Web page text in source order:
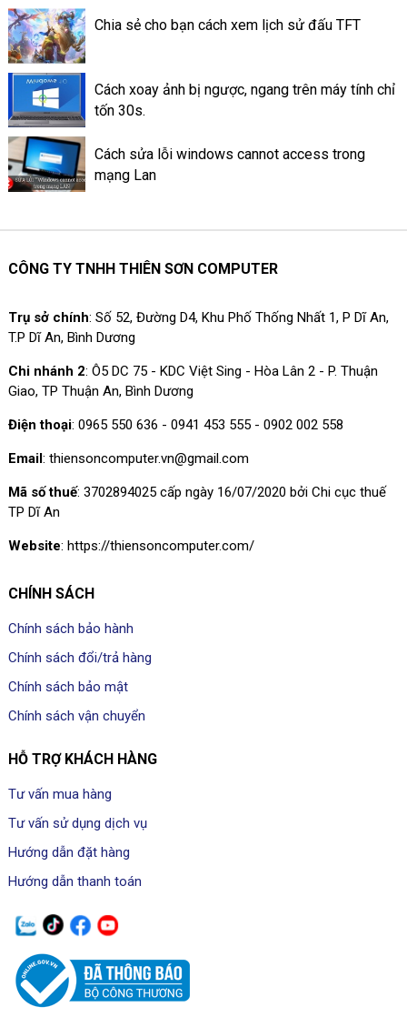
nhiệt ở trên máy tính.
Chia sẻ cho bạn cách xem lịch sử đấu TFT
Cách xoay ảnh bị ngược, ngang trên máy tính chỉ
tốn 30s.
Cách sửa lỗi windows cannot access trong
mạng Lan
CÔNG TY TNHH THIÊN SƠN COMPUTER
Trụ sở chính: Số 52, Đường D4, Khu Phố Thống Nhất 1, P Dĩ An,
T.P Dĩ An, Bình Dương
Chi nhánh 2: Ô5 DC 75 - KDC Việt Sing - Hòa Lân 2 - P. Thuận
Giao, TP Thuận An, Bình Dương
Điện thoại: 0965 550 636 - 0941 453 555 - 0902 002 558
Email: thiensoncomputer.vn@gmail.com
Mã số thuế: 3702894025 cấp ngày 16/07/2020 bởi Chi cục thuế
TP Dĩ An
Website: https://thiensoncomputer.com/
CHÍNH SÁCH
Chính sách bảo hành
Chính sách đổi/trả hàng
Chính sách bảo mật
Chính sách vận chuyển
HỖ TRỢ KHÁCH HÀNG
Tư vấn mua hàng
Tư vấn sử dụng dịch vụ
Hướng dẫn đặt hàng
Hướng dẫn thanh toán